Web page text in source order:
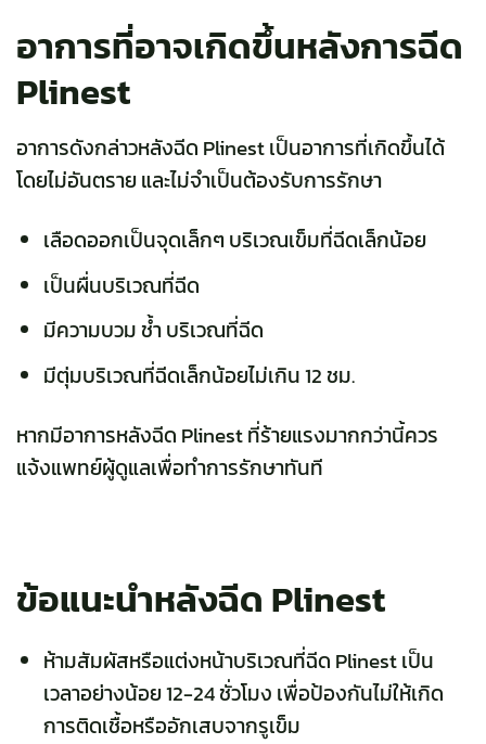
อาการที่อาจเกิดขึ้นหลังการฉีด
Plinest
อาการดังกล่าวหลังฉีด Plinest เป็นอาการที่เกิดขึ้นได้
โดยไม่อันตราย และไม่จำเป็นต้องรับการรักษา
เลือดออกเป็นจุดเล็กๆ บริเวณเข็มที่ฉีดเล็กน้อย
เป็นผื่นบริเวณที่ฉีด
มีความบวม ช้ำ บริเวณที่ฉีด
มีตุ่มบริเวณที่ฉีดเล็กน้อยไม่เกิน 12 ชม.
หากมีอาการหลังฉีด Plinest ที่ร้ายแรงมากกว่านี้ควร
แจ้งแพทย์ผู้ดูแลเพื่อทำการรักษาทันที
ข้อแนะนำหลังฉีด Plinest
ห้ามสัมผัสหรือแต่งหน้าบริเวณที่ฉีด Plinest เป็น
เวลาอย่างน้อย 12-24 ชั่วโมง เพื่อป้องกันไม่ให้เกิด
การติดเชื้อหรืออักเสบจากรูเข็ม